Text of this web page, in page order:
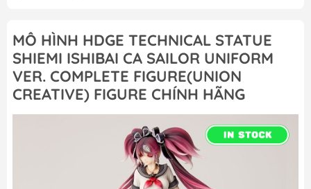
MÔ HÌNH HDGE TECHNICAL STATUE
SHIEMI ISHIBAI CA SAILOR UNIFORM
VER. COMPLETE FIGURE(UNION
CREATIVE) FIGURE CHÍNH HÃNG